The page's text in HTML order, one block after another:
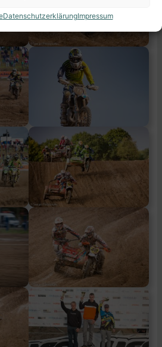
DatenschutzerklärungImpressum